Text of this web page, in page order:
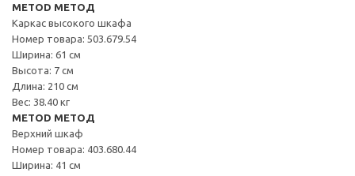
METOD МЕТОД
Каркас высокого шкафа
Номер товара: 503.679.54
Ширина: 61 см
Высота: 7 см
Длина: 210 см
Вес: 38.40 кг
METOD МЕТОД
Верхний шкаф
Номер товара: 403.680.44
Ширина: 41 см